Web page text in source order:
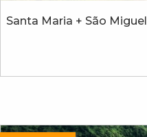
Santa Maria + São Miguel